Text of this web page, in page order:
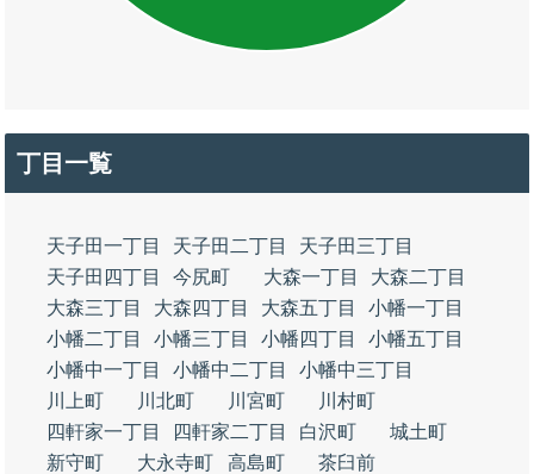
丁目一覧
天子田一丁目 天子田二丁目
天子田三丁目
天子田四丁目
今尻町 大森一丁目
大森二丁目
大森三丁目
大森四丁目 大森五丁目
小幡一丁目
小幡二丁目
小幡三丁目 小幡四丁目
小幡五丁目
小幡中一丁目
小幡中二丁目
小幡中三丁目
川上町
川北町 川宮町
川村町
四軒家一丁目
四軒家二丁目 白沢町
城土町
新守町
大永寺町 高島町
茶臼前